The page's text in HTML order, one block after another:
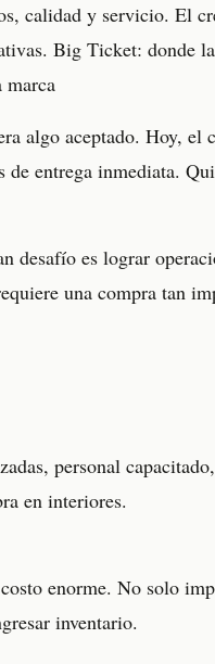
calidad y servicio. El
Big Ticket: donde
marca
algo aceptado. Hoy, el
de entrega inmediata.
desafío es lograr
una compra tan
personal
en interiores.
enorme. No solo
inventario.